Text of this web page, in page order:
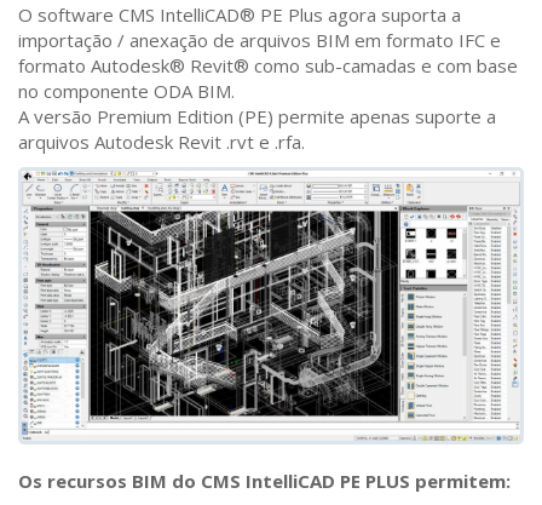
O software CMS IntelliCAD® PE Plus agora suporta a
importação / anexação de arquivos BIM em formato IFC e
formato Autodesk® Revit® como sub-camadas e com base
no componente ODA BIM.
A versão Premium Edition (PE) permite apenas suporte a
arquivos Autodesk Revit .rvt e .rfa.
Os recursos BIM do CMS IntelliCAD PE PLUS permitem: